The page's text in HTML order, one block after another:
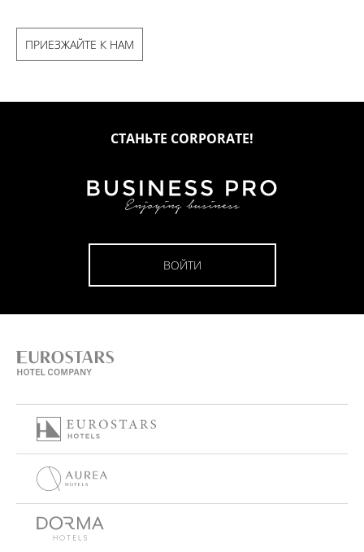
ПРИЕЗЖАЙТЕ К НАМ
СТАНЬТЕ CORPORATE!
ВОЙТИ